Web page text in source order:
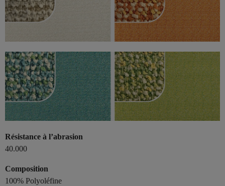
Résistance à l’abrasion
40.000
Composition
100% Polyoléfine